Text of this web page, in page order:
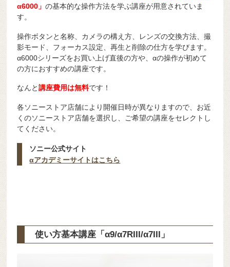
α6000」の基本的な操作方法を学ぶ講座が用意されていま
す。
操作ボタンと名称、カメラの構え方、レンズの交換方法、撮
影モード、フォーカス設定、再生と削除の仕方を学びます。
α6000シリーズをお買い上げ直後の方や、αの操作が初めて
の方におすすめの講座です。
なんと講座費用は無料です！
各ソニーストア店舗により開催日時が異なりますので、お近
くのソニーストア店舗を選択し、ご希望の講座をセレクトし
てください。
ソニー公式サイト
αアカデミーサイトはこちら
使い方基本講座「α9/α7RIII/α7III」